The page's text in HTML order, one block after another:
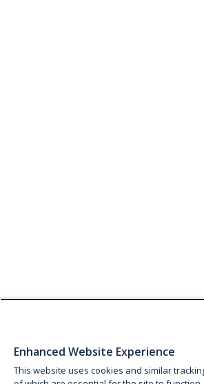
Enhanced Website Experience
This website uses cookies and similar